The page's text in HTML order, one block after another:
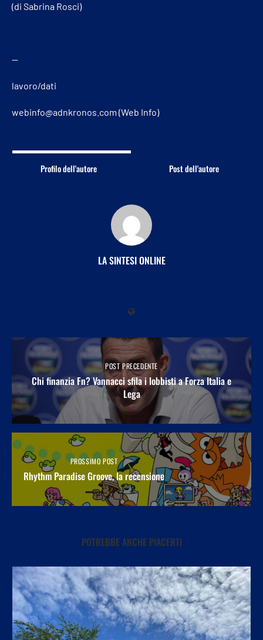
(di Sabrina Rosci)
—
lavoro/dati
webinfo@adnkronos.com (Web Info)
Profilo dell'autore Post dell'autore
LA SINTESI ONLINE
POST PRECEDENTE
Chi finanzia Fn? Vannacci sfila i lobbisti a Forza Italia e
Lega
PROSSIMO POST
Rhythm Paradise Groove, la recensione
POTREBBE ANCHE PIACERTI